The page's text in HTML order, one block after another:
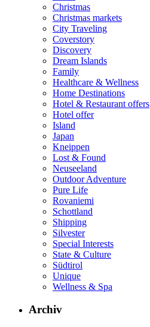
Christmas
Christmas markets
City Traveling
Coverstory
Discovery
Dream Islands
Family
Healthcare & Wellness
Home Destinations
Hotel & Restaurant offers
Hotel offer
Island
Japan
Kneippen
Lost & Found
Neuseeland
Outdoor Adventure
Pure Life
Rovaniemi
Schottland
Shipping
Silvester
Special Interests
State & Culture
Südtirol
Unique
Wellness & Spa
Archiv